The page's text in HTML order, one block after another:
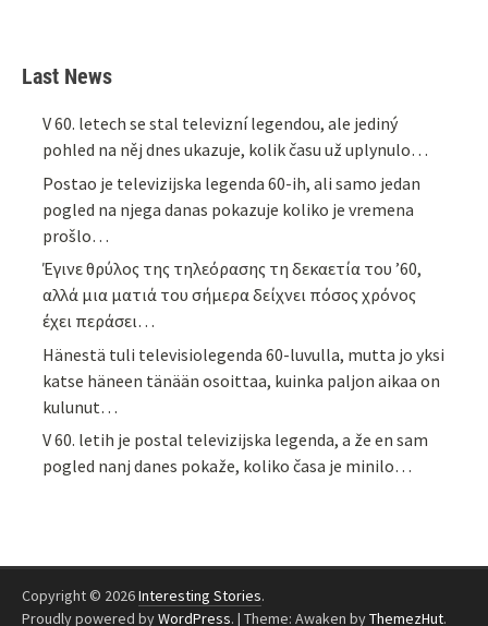
Last News
V 60. letech se stal televizní legendou, ale jediný
pohled na něj dnes ukazuje, kolik času už uplynulo…
Postao je televizijska legenda 60-ih, ali samo jedan
pogled na njega danas pokazuje koliko je vremena
prošlo…
Έγινε θρύλος της τηλεόρασης τη δεκαετία του ’60,
αλλά μια ματιά του σήμερα δείχνει πόσος χρόνος
έχει περάσει…
Hänestä tuli televisiolegenda 60-luvulla, mutta jo yksi
katse häneen tänään osoittaa, kuinka paljon aikaa on
kulunut…
V 60. letih je postal televizijska legenda, a že en sam
pogled nanj danes pokaže, koliko časa je minilo…
Copyright © 2026Interesting Stories.
Proudly powered byWordPress. | Theme: Awaken byThemezHut.